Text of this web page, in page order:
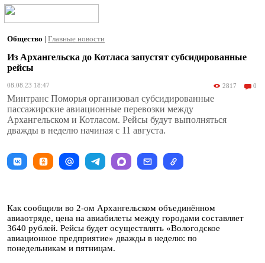
Общество | Главные новости
Из Архангельска до Котласа запустят субсидированные
рейсы
08.08.23 18:47 2817 0
Минтранс Поморья организовал субсидированные
пассажирские авиационные перевозки между
Архангельском и Котласом. Рейсы будут выполняться
дважды в неделю начиная с 11 августа.
Как сообщили во 2-ом Архангельском объединённом
авиаотряде, цена на авиабилеты между городами составляет
3640 рублей. Рейсы будет осуществлять «Вологодское
авиационное предприятие» дважды в неделю: по
понедельникам и пятницам.